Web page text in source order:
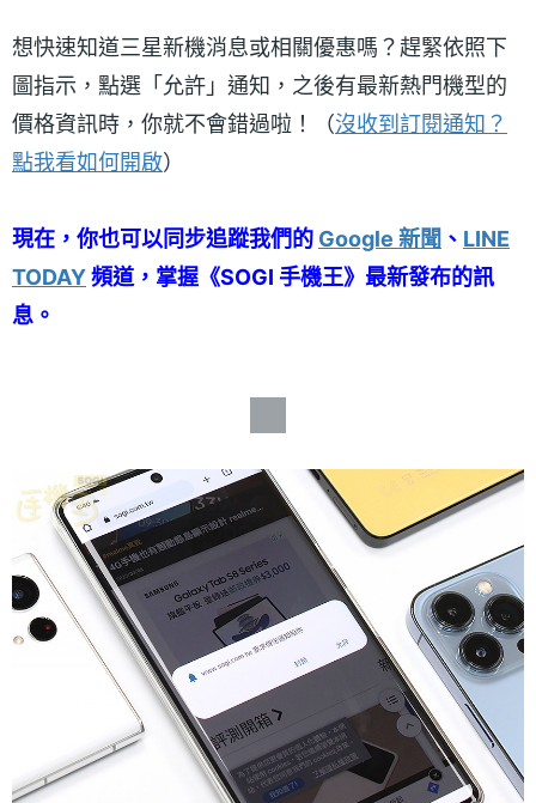
想快速知道三星新機消息或相關優惠嗎？趕緊依照下
圖指示，點選「允許」通知，之後有最新熱門機型的
價格資訊時，你就不會錯過啦！（沒收到訂閱通知？
點我看如何開啟）
現在，你也可以同步追蹤我們的 Google 新聞 、 LINE
TODAY頻道，掌握《SOGI 手機王》最新發布的訊
息。